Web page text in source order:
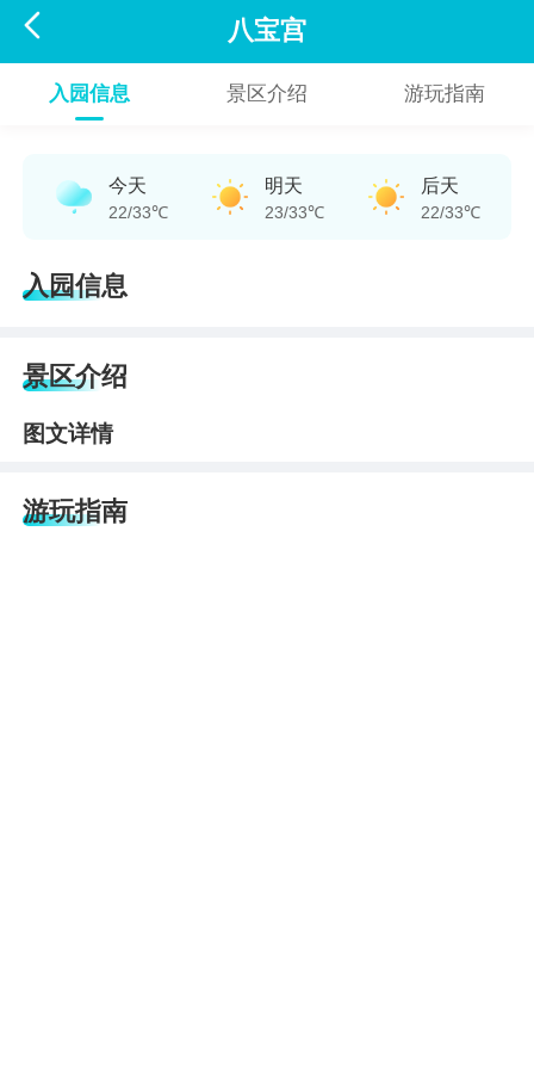
 八宝宫
入园信息 景区介绍 游玩指南
今天
22/33℃
明天
23/33℃
后天
22/33℃
入园信息
景区介绍
图文详情
游玩指南